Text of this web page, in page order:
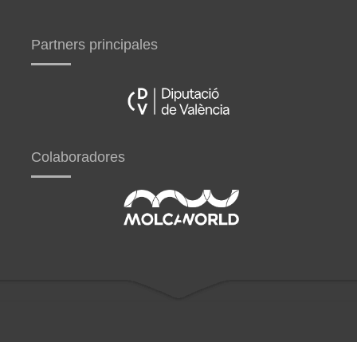
Partners principales
Colaboradores